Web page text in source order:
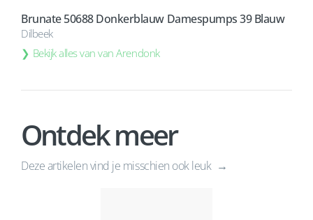
Brunate 50688 Donkerblauw Damespumps 39 Blauw
Dilbeek
Bekijk alles van van Arendonk
Ontdek meer
Deze artikelen vind je misschien ook leuk